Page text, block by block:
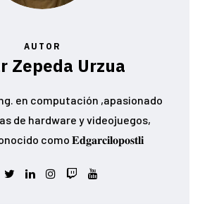
AUTOR
Zepeda Urzua
en computación ,apasionado
de hardware y videojuegos,
como 𝐄𝐝𝐠𝐚𝐫𝐜𝐢𝐥𝐨𝐩𝐨𝐬𝐭𝐥𝐢